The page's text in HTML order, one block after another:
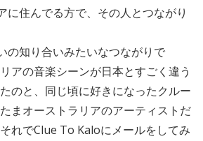
に住んでる方で、その人とつながり
の知り合いみたいなつながりで
アの音楽シーンが日本とすごく違う
のと、同じ頃に好きになったクルー
まオーストラリアのアーティストだ
れでClue To Kaloにメールをしてみ